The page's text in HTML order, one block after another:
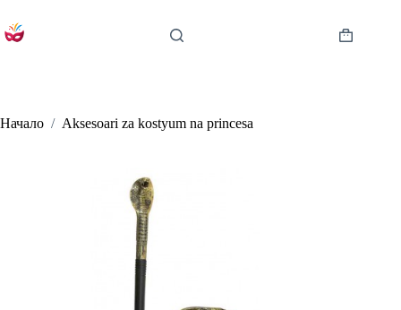
to
content
Shopping
Начало / Aksesoari za kostyum na princesa